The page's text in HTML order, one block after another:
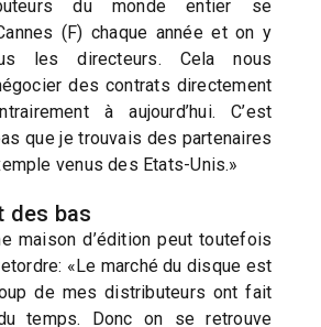
du monde entier se
(F) chaque année et on y
les directeurs. Cela nous
des contrats directement
à aujourd’hui. C’est
que je trouvais des partenaires
venus des Etats-Unis.»
des bas
maison d’édition peut toutefois
«Le marché du disque est
de mes distributeurs ont fait
temps. Donc on se retrouve